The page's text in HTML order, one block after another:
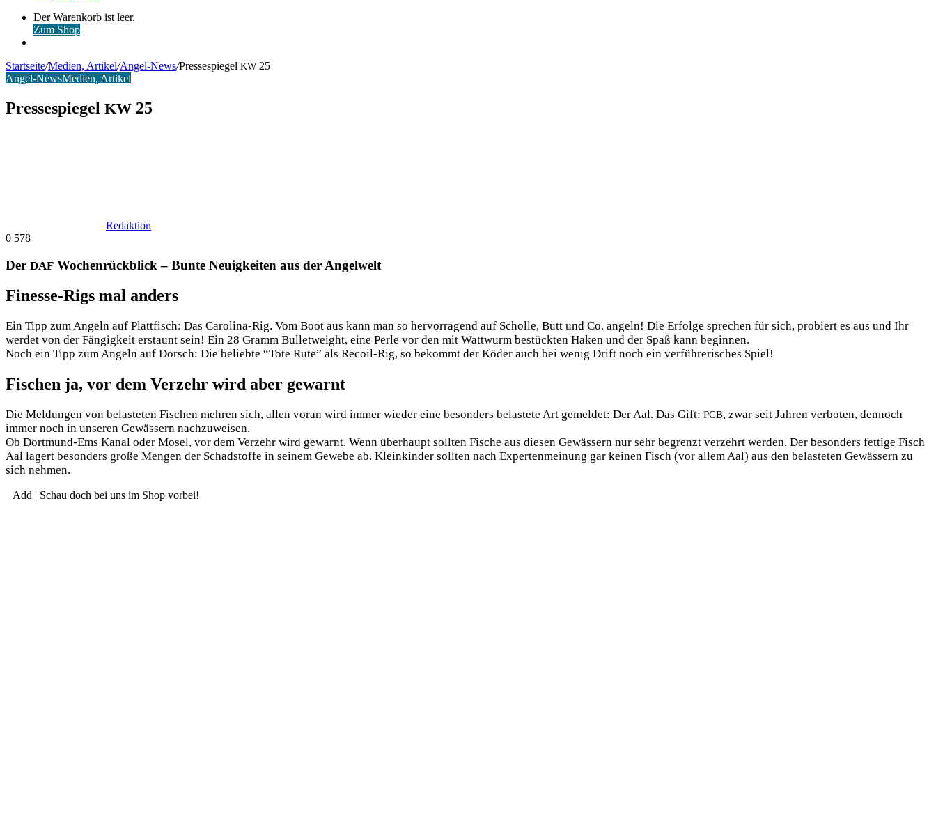
Warenkorb
ansehen
Der Warenkorb ist leer.
Zum Shop
Startseite/Medien, Artikel/Angel-News/Pressespiegel KW 25
Angel-NewsMedien, Artikel
Pressespiegel KW 25
Redaktion
0 578
Der DAF Wochenrückblick – Bunte Neuigkeiten aus der Angelwelt
Finesse-Rigs mal anders
Ein Tipp zum Angeln auf Platt­fisch: Das Caro­li­na-Rig. Vom Boot aus kann man so her­vor­ra­gend auf Schol­le, Butt und Co. angeln! Die Erfol­ge spre­chen für sich, pro­biert es aus und Ihr
wer­det von der Fän­gig­keit erstaunt sein! Ein 28 Gramm Bul­let­weight, eine Per­le vor den mit Watt­wurm bestück­ten Haken und der Spaß kann beginnen.
Noch ein Tipp zum Angeln auf Dorsch: Die belieb­te “Tote Rute” als Recoil-Rig, so bekommt der Köder auch bei wenig Drift noch ein ver­füh­re­ri­sches Spiel!
Fischen ja, vor dem Verzehr wird aber gewarnt
Die Mel­dun­gen von belas­te­ten Fischen meh­ren sich, allen vor­an wird immer wie­der eine beson­ders belas­te­te Art gemel­det: Der Aal. Das Gift: PCB, zwar seit Jah­ren ver­bo­ten, den­noch
immer noch in unse­ren Gewäs­sern nachzuweisen.
Ob Dort­mund-Ems Kanal oder Mosel, vor dem Ver­zehr wird gewarnt. Wenn über­haupt soll­ten Fische aus die­sen Gewäs­sern nur sehr begrenzt ver­zehrt wer­den. Der beson­ders fet­ti­ge Fisch
Aal lagert beson­ders gro­ße Men­gen der Schad­stof­fe in sei­nem Gewe­be ab. Klein­kin­der soll­ten nach Exper­ten­mei­nung gar kei­nen Fisch (vor allem Aal) aus den belas­te­ten Gewäs­sern zu
sich nehmen.
Add | Schau doch bei uns im Shop vorbei!